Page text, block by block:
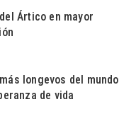
Ártico en mayor
longevos del mundo
de vida